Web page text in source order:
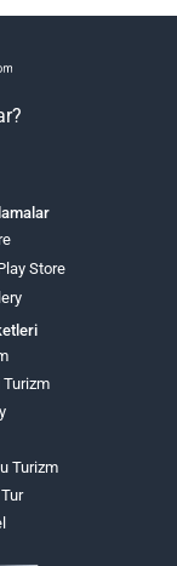
Store
Turizm
Turizm